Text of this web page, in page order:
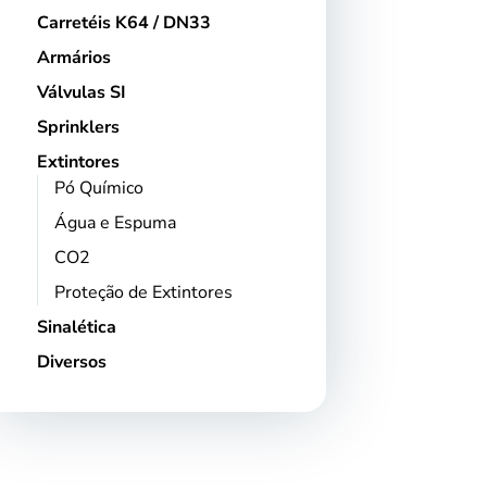
Carretéis K64 / DN33
Armários
Válvulas SI
Sprinklers
Extintores
Pó Químico
Água e Espuma
CO2
Proteção de Extintores
Sinalética
Diversos